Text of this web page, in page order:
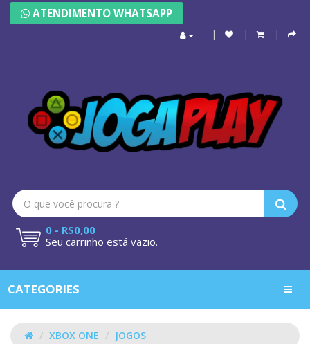
ATENDIMENTO WHATSAPP
0 - R$0,00
Seu carrinho está vazio.
CATEGORIES
XBOX ONE JOGOS